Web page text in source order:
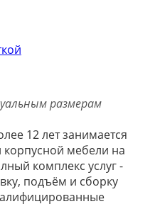
12 лет занимается
мебели на
комплекс услуг -
подъём и сборку